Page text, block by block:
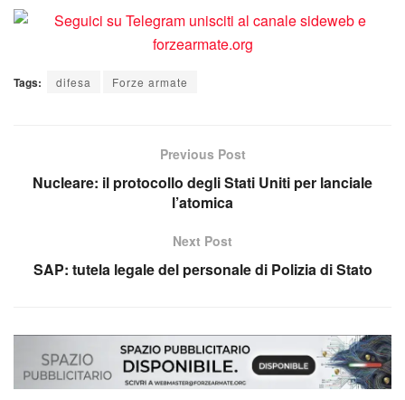
Tags: difesa Forze armate
Previous Post
Nucleare: il protocollo degli Stati Uniti per lanciale
l’atomica
Next Post
SAP: tutela legale del personale di Polizia di Stato